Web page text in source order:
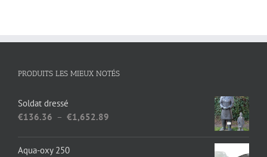
PRODUITS LES MIEUX NOTÉS
Soldat dressé
€136.36 – €1,652.89
Aqua-oxy 250